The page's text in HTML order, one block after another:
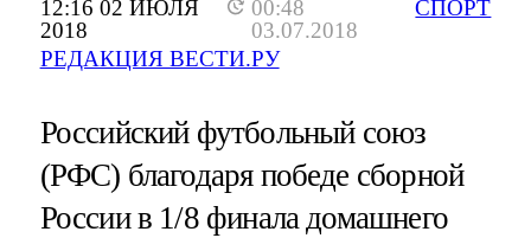
12:16 02 ИЮЛЯ
2018
00:48
03.07.2018
РЕДАКЦИЯ ВЕСТИ.РУ
СПОРТ
Российский футбольный союз
(РФС) благодаря победе сборной
России в 1/8 финала домашнего